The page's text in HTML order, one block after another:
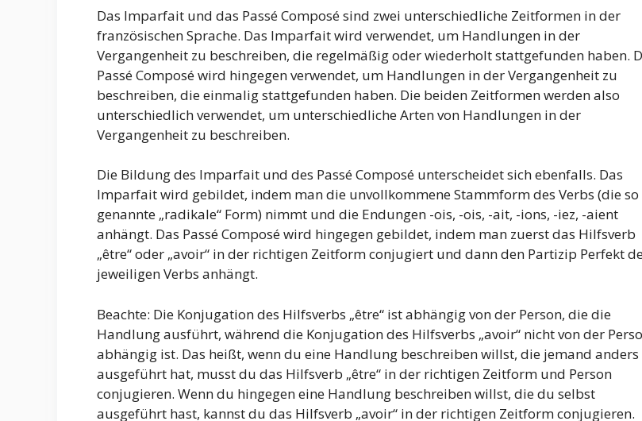
Das Imparfait und das Passé Composé sind zwei unterschiedliche Zeitformen in der
französischen Sprache. Das Imparfait wird verwendet, um Handlungen in der
Vergangenheit zu beschreiben, die regelmäßig oder wiederholt stattgefunden haben.
Passé Composé wird hingegen verwendet, um Handlungen in der Vergangenheit zu
beschreiben, die einmalig stattgefunden haben. Die beiden Zeitformen werden also
unterschiedlich verwendet, um unterschiedliche Arten von Handlungen in der
Vergangenheit zu beschreiben.
Die Bildung des Imparfait und des Passé Composé unterscheidet sich ebenfalls. Das
Imparfait wird gebildet, indem man die unvollkommene Stammform des Verbs (die so
genannte „radikale“ Form) nimmt und die Endungen -ois, -ois, -ait, -ions, -iez, -aient
anhängt. Das Passé Composé wird hingegen gebildet, indem man zuerst das Hilfsverb
„être“ oder „avoir“ in der richtigen Zeitform conjugiert und dann den Partizip Perfekt
jeweiligen Verbs anhängt.
Beachte: Die Konjugation des Hilfsverbs „être“ ist abhängig von der Person, die die
Handlung ausführt, während die Konjugation des Hilfsverbs „avoir“ nicht von der
abhängig ist. Das heißt, wenn du eine Handlung beschreiben willst, die jemand anders
ausgeführt hat, musst du das Hilfsverb „être“ in der richtigen Zeitform und Person
conjugieren. Wenn du hingegen eine Handlung beschreiben willst, die du selbst
ausgeführt hast, kannst du das Hilfsverb „avoir“ in der richtigen Zeitform conjugieren.